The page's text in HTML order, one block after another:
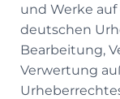
und Werke
deutschen
Bearbeitung,
Verwertung